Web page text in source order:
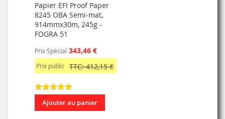
Papier EFI Proof Paper
8245 OBA Semi-mat,
914mmx30m, 245g -
FOGRA 51
Prix Spécial 343,46 €
Prix public TTC: 412,15 €
Ajouter au panier